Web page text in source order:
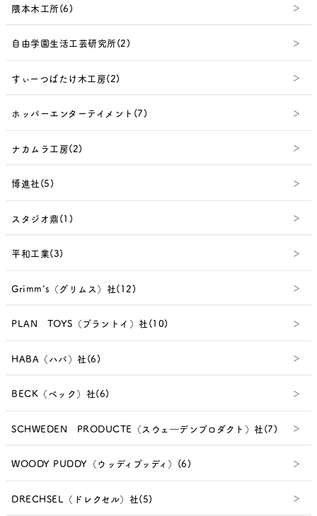
隈本木工所(6)
自由学園生活工芸研究所(2)
すぃーつばたけ木工房(2)
ホッパーエンターテイメント(7)
ナカムラ工房(2)
博進社(5)
スタジオ鼎(1)
平和工業(3)
Grimm's（グリムス）社(12)
PLAN TOYS（プラントイ）社(10)
HABA（ハバ）社(6)
BECK（ベック）社(6)
SCHWEDEN PRODUCTE（スウェ―デンプロダクト）社(7)
WOODY PUDDY（ウッディプッディ）(6)
DRECHSEL（ドレクセル）社(5)